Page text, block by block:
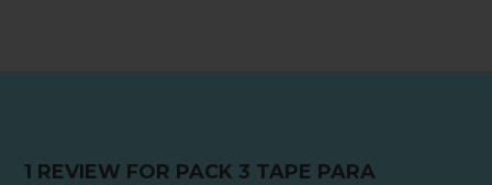
1 REVIEW FOR PACK 3 TAPE PARA